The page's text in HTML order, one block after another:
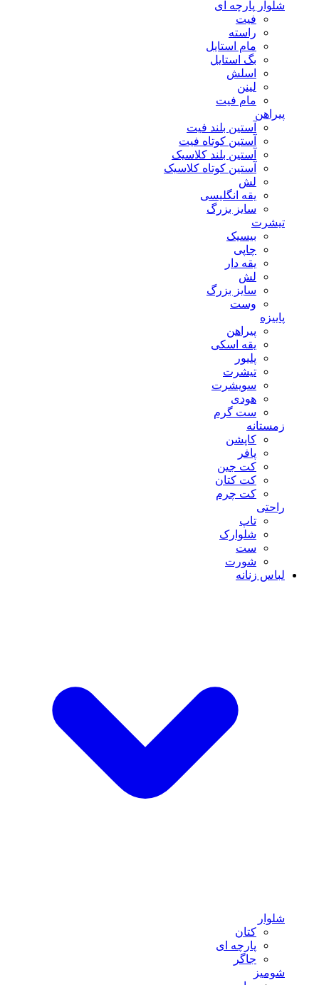
شلوار پارچه ای
فیت
راسته
مام استایل
بگ استایل
اسلش
لینن
مام فیت
پیراهن
آستین بلند فیت
آستین کوتاه فیت
آستین بلند کلاسیک
آستین کوتاه کلاسیک
لش
یقه انگلیسی
سایز بزرگ
تیشرت
بیسیک
چاپی
یقه دار
لش
سایز بزرگ
وست
پاییزه
پیراهن
یقه اسکی
پلیور
تیشرت
سویشرت
هودی
ست گرم
زمستانه
کاپشن
پافر
کت جین
کت کتان
کت چرم
راحتی
تاپ
شلوارک
ست
شورت
لباس زنانه
شلوار
کتان
پارچه ای
جاگر
شومیز